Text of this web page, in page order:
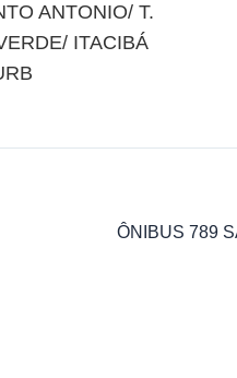
ANTONIO/ T.
ITACIBÁ